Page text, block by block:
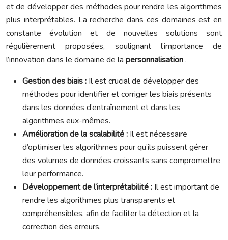
et de développer des méthodes pour rendre les algorithmes
plus interprétables. La recherche dans ces domaines est en
constante évolution et de nouvelles solutions sont
régulièrement proposées, soulignant l’importance de
l’innovation dans le domaine de la personnalisation.
Gestion des biais : Il est crucial de développer des
méthodes pour identifier et corriger les biais présents
dans les données d’entraînement et dans les
algorithmes eux-mêmes.
Amélioration de la scalabilité : Il est nécessaire
d’optimiser les algorithmes pour qu’ils puissent gérer
des volumes de données croissants sans compromettre
leur performance.
Développement de l’interprétabilité : Il est important de
rendre les algorithmes plus transparents et
compréhensibles, afin de faciliter la détection et la
correction des erreurs.